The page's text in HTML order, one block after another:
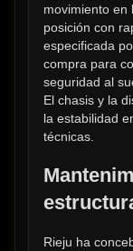
movimiento en
posición con
especificada
compra para
seguridad al
El chasis y la
la estabilidad
técnicas.
Rieju ha